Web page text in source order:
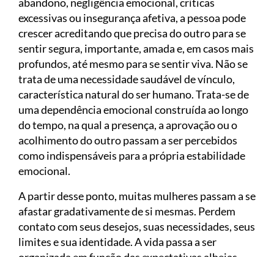
excessivas ou insegurança afetiva, a pessoa pode
crescer acreditando que precisa do outro para se
sentir segura, importante, amada e, em casos mais
profundos, até mesmo para se sentir viva. Não se
trata de uma necessidade saudável de vínculo,
característica natural do ser humano. Trata-se de
uma dependência emocional construída ao longo
do tempo, na qual a presença, a aprovação ou o
acolhimento do outro passam a ser percebidos
como indispensáveis para a própria estabilidade
emocional.
A partir desse ponto, muitas mulheres passam a se
afastar gradativamente de si mesmas. Perdem
contato com seus desejos, suas necessidades, seus
limites e sua identidade. A vida passa a ser